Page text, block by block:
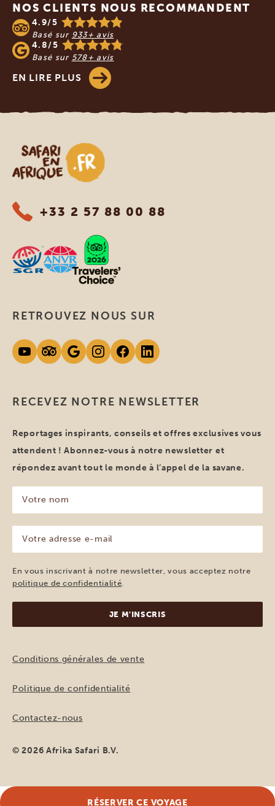
NOS CLIENTS NOUS RECOMMANDENT
4.9/5
Basé sur 933+ avis
4.8/5
Basé sur 578+ avis
EN LIRE PLUS
Safari en Afrique
+33 2 57 88 00 88
RECEVEZ NOTRE NEWSLETTER
Reportages inspirants, conseils et offres exclusives vous
attendent ! Abonnez-vous à notre newsletter et
répondez avant tout le monde à l’appel de la savane.
nom
(Nécessaire)
adresse
e-
mail
(Nécessaire)
En vous inscrivant à notre newsletter, vous acceptez notre
politique de confidentialité
RETROUVEZ NOUS SUR
Conditions générales de vente
Politique de confidentialité
Contactez-nous
© 2026 Afrika Safari B.V.
RÉSERVER CE VOYAGE